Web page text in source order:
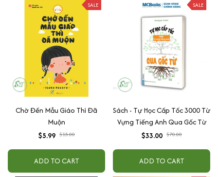
SALE
Chờ Đến Mẫu Giáo Thì Đã
Muộn
$5.99 $15.00
ADD TO CART
SALE
Sách - Tự Học Cấp Tốc 3000 Từ
Vựng Tiếng Anh Qua Gốc Từ
$33.00 $70.00
ADD TO CART